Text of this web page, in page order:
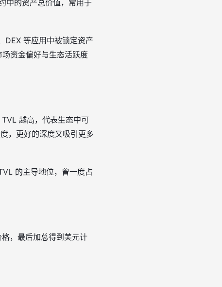
中的资产总价值，常用于
DEX 等应用中被锁定资产
资金偏好与生态活跃度
越高，代表生态中可
，更好的深度又吸引更多
的主导地位，曾一度占
，最后加总得到美元计